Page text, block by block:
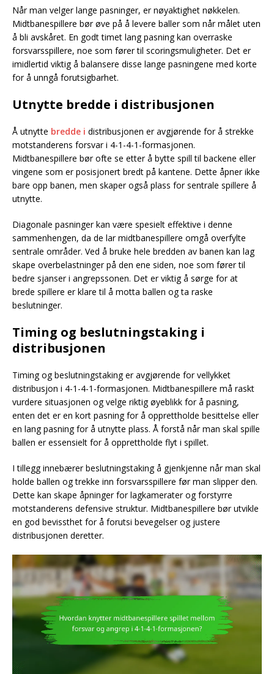
Når man velger lange pasninger, er nøyaktighet nøkkelen.
Midtbanespillere bør øve på å levere baller som når målet uten
å bli avskåret. En godt timet lang pasning kan overraske
forsvarsspillere, noe som fører til scoringsmuligheter. Det er
imidlertid viktig å balansere disse lange pasningene med korte
for å unngå forutsigbarhet.
Utnytte bredde i distribusjonen
Å utnytte bredde i distribusjonen er avgjørende for å strekke
motstanderens forsvar i 4-1-4-1-formasjonen.
Midtbanespillere bør ofte se etter å bytte spill til backene eller
vingene som er posisjonert bredt på kantene. Dette åpner ikke
bare opp banen, men skaper også plass for sentrale spillere å
utnytte.
Diagonale pasninger kan være spesielt effektive i denne
sammenhengen, da de lar midtbanespillere omgå overfylte
sentrale områder. Ved å bruke hele bredden av banen kan lag
skape overbelastninger på den ene siden, noe som fører til
bedre sjanser i angrepssonen. Det er viktig å sørge for at
brede spillere er klare til å motta ballen og ta raske
beslutninger.
Timing og beslutningstaking i
distribusjonen
Timing og beslutningstaking er avgjørende for vellykket
distribusjon i 4-1-4-1-formasjonen. Midtbanespillere må raskt
vurdere situasjonen og velge riktig øyeblikk for å pasning,
enten det er en kort pasning for å opprettholde besittelse eller
en lang pasning for å utnytte plass. Å forstå når man skal spille
ballen er essensielt for å opprettholde flyt i spillet.
I tillegg innebærer beslutningstaking å gjenkjenne når man skal
holde ballen og trekke inn forsvarsspillere før man slipper den.
Dette kan skape åpninger for lagkamerater og forstyrre
motstanderens defensive struktur. Midtbanespillere bør utvikle
en god bevissthet for å forutsi bevegelser og justere
distribusjonen deretter.